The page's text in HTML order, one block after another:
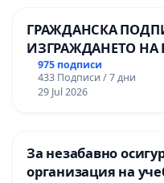
ГРАЖДАНСКА
ИЗГРАЖДАНЕТО
НА ТЕРИТОРИЯТА
ЗАБЕЛЕЖИТЕЛНОСТ
975 подписи
433 Подписи / 7 дни
29 Jul 2026
За незабавно
организация на